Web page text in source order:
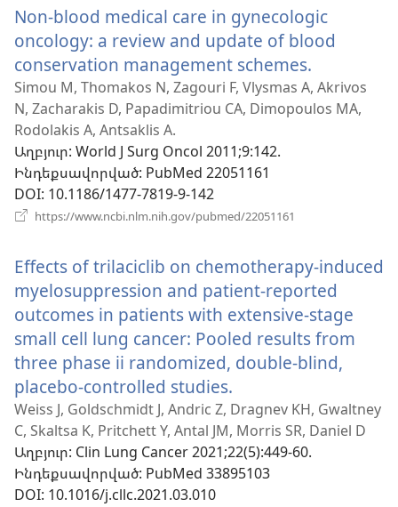
պատուհան)
Non-blood medical care in gynecologic
oncology: a review and update of blood
conservation management schemes.
է
նոր
Simou M, Thomakos N, Zagouri F, Vlysmas A, Akrivos
N, Zacharakis D, Papadimitriou CA, Dimopoulos MA,
Rodolakis A, Antsaklis A.
Աղբյուր‎: World J Surg Oncol 2011;9:142.
Ինդեքսավորված‎: PubMed 22051161
DOI‎: 10.1186/1477-7819-9-142
https://www.ncbi.nlm.nih.gov/pubmed/22051161
պատուհան)
Effects of trilaciclib on chemotherapy-induced
myelosuppression and patient-reported
outcomes in patients with extensive-stage
small cell lung cancer: Pooled results from
three phase ii randomized, double-blind,
placebo-controlled studies.
է
նոր
պատուհան)
Weiss J, Goldschmidt J, Andric Z, Dragnev KH, Gwaltney
C, Skaltsa K, Pritchett Y, Antal JM, Morris SR, Daniel D
Աղբյուր‎: Clin Lung Cancer 2021;22(5):449-60.
Ինդեքսավորված‎: PubMed 33895103
DOI‎: 10.1016/j.cllc.2021.03.010